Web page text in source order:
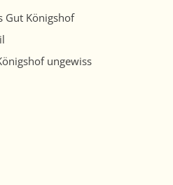
Gut Königshof
ungewiss